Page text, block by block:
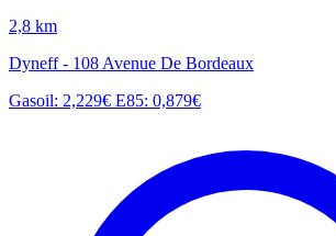
2,8 km
Dyneff - 108 Avenue De Bordeaux
Gasoil: 2,229€ E85: 0,879€